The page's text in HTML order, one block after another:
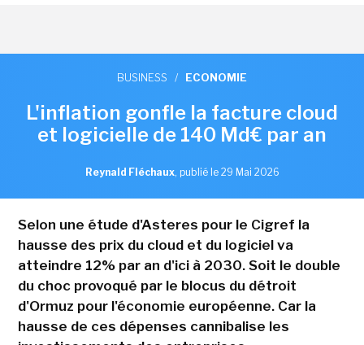
BUSINESS / ECONOMIE
L'inflation gonfle la facture cloud
et logicielle de 140 Md€ par an
Reynald Fléchaux, publié le 29 Mai 2026
Selon une étude d'Asteres pour le Cigref la
hausse des prix du cloud et du logiciel va
atteindre 12% par an d'ici à 2030. Soit le double
du choc provoqué par le blocus du détroit
d'Ormuz pour l'économie européenne. Car la
hausse de ces dépenses cannibalise les